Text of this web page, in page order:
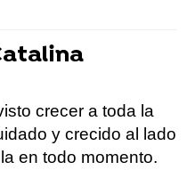
crecer a toda la
y crecido al lado
en todo momento.